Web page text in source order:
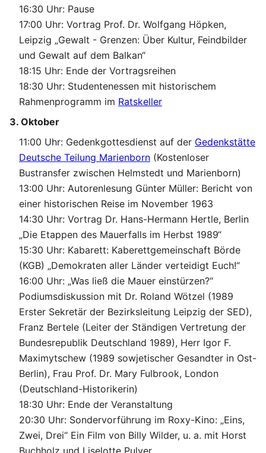
16:30 Uhr: Pause
17:00 Uhr: Vortrag Prof. Dr. Wolfgang Höpken,
Leipzig „Gewalt - Grenzen: Über Kultur, Feindbilder
und Gewalt auf dem Balkan“
18:15 Uhr: Ende der Vortragsreihen
18:30 Uhr: Studentenessen mit historischem
Rahmenprogramm im Ratskeller
3. Oktober
11:00 Uhr: Gedenkgottesdienst auf der Gedenkstätte
Deutsche Teilung Marienborn (Kostenloser
Bustransfer zwischen Helmstedt und Marienborn)
13:00 Uhr: Autorenlesung Günter Müller: Bericht von
einer historischen Reise im November 1963
14:30 Uhr: Vortrag Dr. Hans-Hermann Hertle, Berlin
„Die Etappen des Mauerfalls im Herbst 1989“
15:30 Uhr: Kabarett: Kaberettgemeinschaft Börde
(KGB) „Demokraten aller Länder verteidigt Euch!“
16:00 Uhr: „Was ließ die Mauer einstürzen?“
Podiumsdiskussion mit Dr. Roland Wötzel (1989
Erster Sekretär der Bezirksleitung Leipzig der SED),
Franz Bertele (Leiter der Ständigen Vertretung der
Bundesrepublik Deutschland 1989), Herr Igor F.
Maximytschew (1989 sowjetischer Gesandter in Ost-
Berlin), Frau Prof. Dr. Mary Fulbrook, London
(Deutschland-Historikerin)
18:30 Uhr: Ende der Veranstaltung
20:30 Uhr: Sondervorführung im Roxy-Kino: „Eins,
Zwei, Drei“ Ein Film von Billy Wilder, u. a. mit Horst
Buchholz und Liselotte Pulver